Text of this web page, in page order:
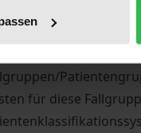
für diese